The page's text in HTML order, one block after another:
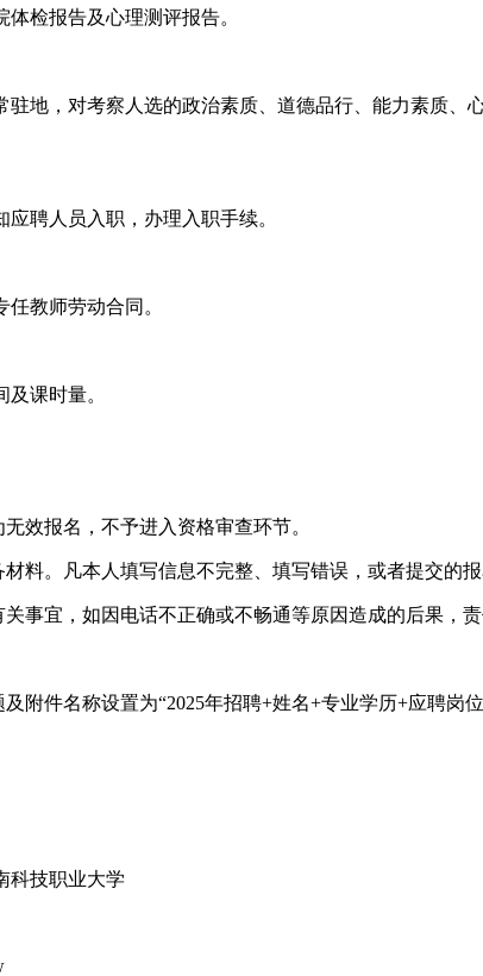
检报告及心理测评报告。
地，对考察人选的政治素质、道德品行、能力素质
聘人员入职，办理入职手续。
教师劳动合同。
课时量。
效报名，不予进入资格审查环节。
料。凡本人填写信息不完整、填写错误，或者提交的
事宜，如因电话不正确或不畅通等原因造成的后果，责
附件名称设置为“2025年招聘+姓名+专业学历+应聘岗
科技职业大学